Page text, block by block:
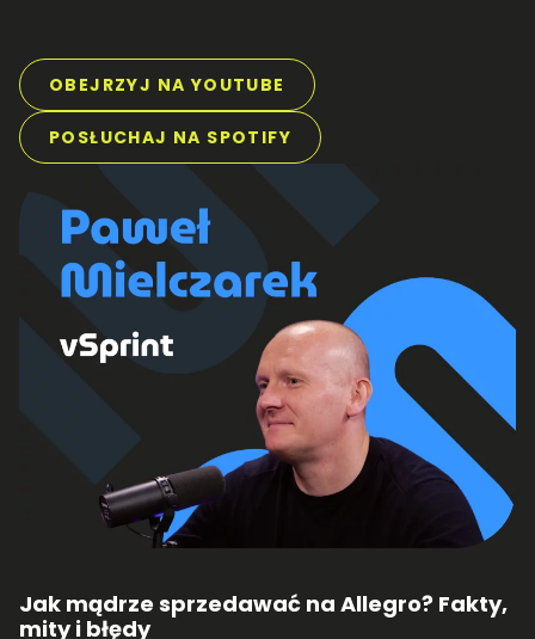
OBEJRZYJ NA YOUTUBE
POSŁUCHAJ NA SPOTIFY
Jak mądrze sprzedawać na Allegro? Fakty,
mity i błędy